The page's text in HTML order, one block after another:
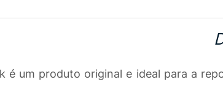
é um produto original e ideal para a